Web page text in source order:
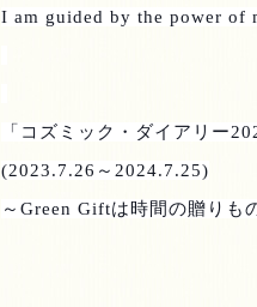
I am guided by the power of
「コズミック・ダイアリー
(2023.7.26 ～ 2024.7.25)
～ Green Giftは時間の贈りも